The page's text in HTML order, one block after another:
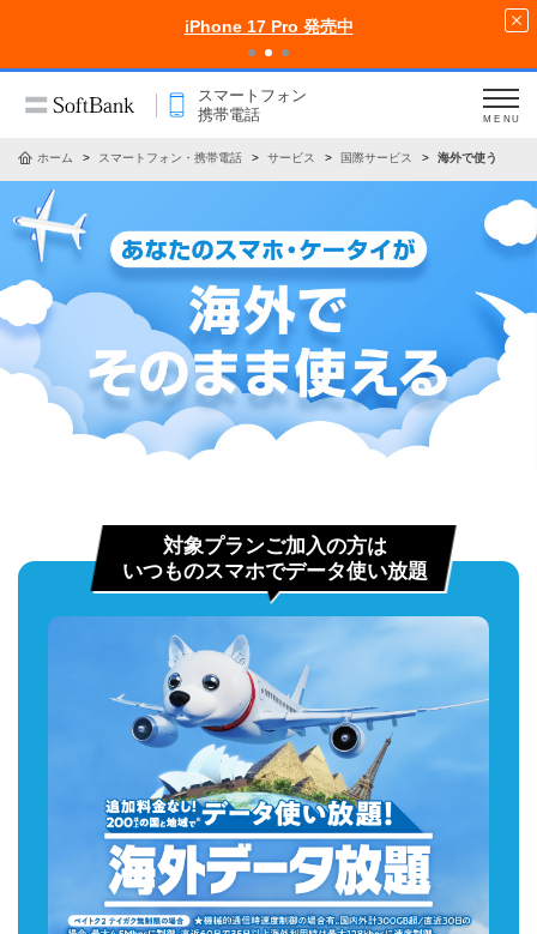
iPhone 17 Pro 発売中
スマートフォン
携帯電話
MENU
ホーム スマートフォン・携帯電話 サービス 国際サービス 海外で使う
対象プランご加入の方は
いつものスマホでデータ使い放題